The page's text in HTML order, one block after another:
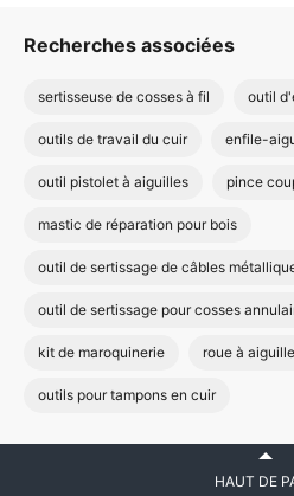
Recherches associées
sertisseuse de cosses à fil outil
outils de travail du cuir enfile-
outil pistolet à aiguilles pince
mastic de réparation pour bois
outil de sertissage de câbles
outil de sertissage pour cosses
kit de maroquinerie roue à
outils pour tampons en cuir
HAUT DE